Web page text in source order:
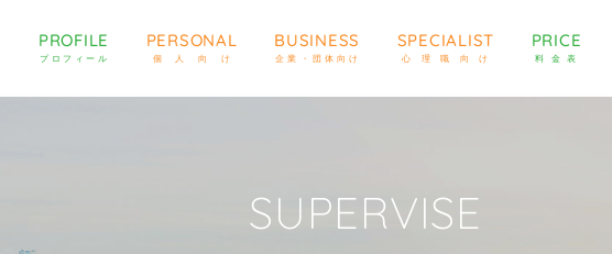
PROFILE
プロフィール
PERSONAL
個人向け
BUSINESS
企業・団体向け
SPECIALIST
心理職向け
PRICE
料金表
SUPERVISE